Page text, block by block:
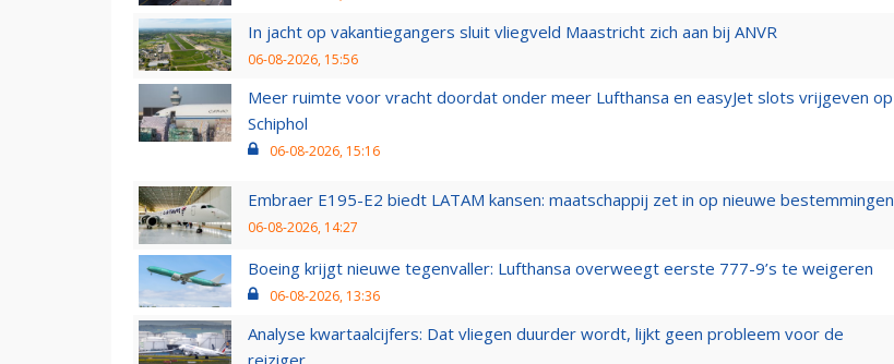
In jacht op vakantiegangers sluit vliegveld Maastricht zich aan bij ANVR
06-08-2026, 15:56
Meer ruimte voor vracht doordat onder meer Lufthansa en easyJet slots vrijgeven op
Schiphol
06-08-2026, 15:16
Embraer E195-E2 biedt LATAM kansen: maatschappij zet in op nieuwe bestemmingen
06-08-2026, 14:27
Boeing krijgt nieuwe tegenvaller: Lufthansa overweegt eerste 777-9’s te weigeren
06-08-2026, 13:36
Analyse kwartaalcijfers: Dat vliegen duurder wordt, lijkt geen probleem voor de